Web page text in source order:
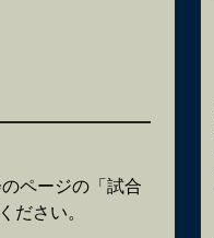
ページの「試合
さい。